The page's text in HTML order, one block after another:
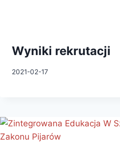
Wyniki rekrutacji
2021-02-17